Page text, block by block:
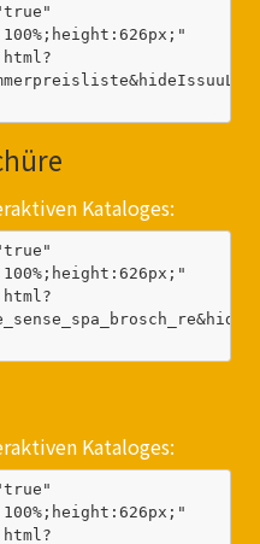
Kataloges:
Kataloges: